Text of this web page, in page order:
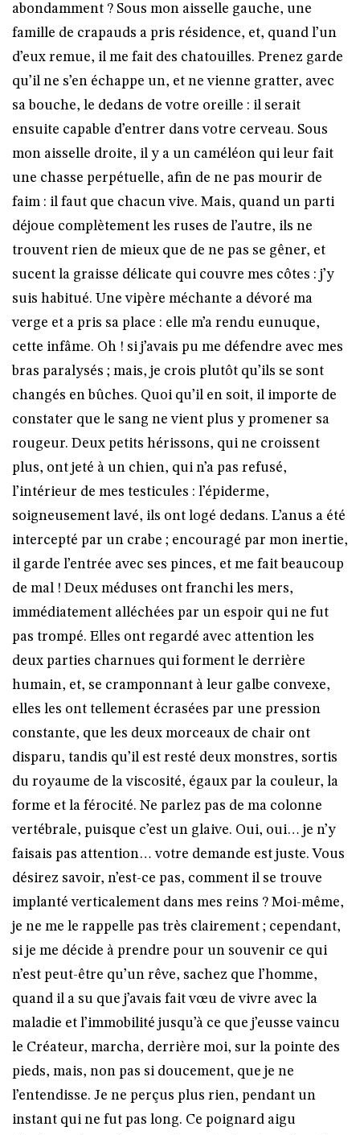
abondamment ? Sous mon aisselle gauche, une
famille de crapauds a pris résidence, et, quand l’un
d’eux remue, il me fait des chatouilles. Prenez garde
qu’il ne s’en échappe un, et ne vienne gratter, avec
sa bouche, le dedans de votre oreille : il serait
ensuite capable d’entrer dans votre cerveau. Sous
mon aisselle droite, il y a un caméléon qui leur fait
une chasse perpétuelle, afin de ne pas mourir de
faim : il faut que chacun vive. Mais, quand un parti
déjoue complètement les ruses de l’autre, ils ne
trouvent rien de mieux que de ne pas se gêner, et
sucent la graisse délicate qui couvre mes côtes : j’y
suis habitué. Une vipère méchante a dévoré ma
verge et a pris sa place : elle m’a rendu eunuque,
cette infâme. Oh ! si j’avais pu me défendre avec mes
bras paralysés ; mais, je crois plutôt qu’ils se sont
changés en bûches. Quoi qu’il en soit, il importe de
constater que le sang ne vient plus y promener sa
rougeur. Deux petits hérissons, qui ne croissent
plus, ont jeté à un chien, qui n’a pas refusé,
l’intérieur de mes testicules : l’épiderme,
soigneusement lavé, ils ont logé dedans. L’anus a été
intercepté par un crabe ; encouragé par mon inertie,
il garde l’entrée avec ses pinces, et me fait beaucoup
de mal ! Deux méduses ont franchi les mers,
immédiatement alléchées par un espoir qui ne fut
pas trompé. Elles ont regardé avec attention les
deux parties charnues qui forment le derrière
humain, et, se cramponnant à leur galbe convexe,
elles les ont tellement écrasées par une pression
constante, que les deux morceaux de chair ont
disparu, tandis qu’il est resté deux monstres, sortis
du royaume de la viscosité, égaux par la couleur, la
forme et la férocité. Ne parlez pas de ma colonne
vertébrale, puisque c’est un glaive. Oui, oui… je n’y
faisais pas attention… votre demande est juste. Vous
désirez savoir, n’est-ce pas, comment il se trouve
implanté verticalement dans mes reins ? Moi-même,
je ne me le rappelle pas très clairement ; cependant,
si je me décide à prendre pour un souvenir ce qui
n’est peut-être qu’un rêve, sachez que l’homme,
quand il a su que j’avais fait vœu de vivre avec la
maladie et l’immobilité jusqu’à ce que j’eusse vaincu
le Créateur, marcha, derrière moi, sur la pointe des
pieds, mais, non pas si doucement, que je ne
l’entendisse. Je ne perçus plus rien, pendant un
instant qui ne fut pas long. Ce poignard aigu